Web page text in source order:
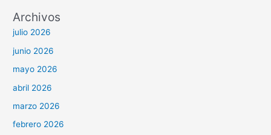
Archivos
julio 2026
junio 2026
mayo 2026
abril 2026
marzo 2026
febrero 2026